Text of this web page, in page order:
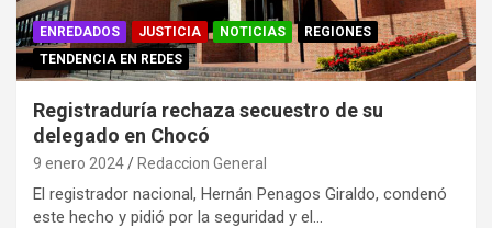
ENREDADOS JUSTICIA NOTICIAS
REGIONES
TENDENCIA EN REDES
Registraduría rechaza secuestro de su
delegado en Chocó
9 enero 2024 Redaccion General
El registrador nacional, Hernán Penagos Giraldo, condenó
este hecho y pidió por la seguridad y el…